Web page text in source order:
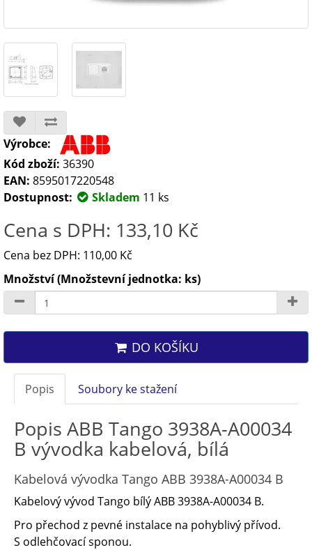
Výrobce:
Kód zboží: 36390
EAN: 8595017220548
Dostupnost:
Skladem 11 ks
Cena s DPH: 133,10 Kč
Cena bez DPH: 110,00 Kč
Množství (Množstevní jednotka: ks)
DO KOŠÍKU
Popis Soubory ke stažení
Popis ABB Tango 3938A-A00034
B vývodka kabelová, bílá
Kabelová vývodka Tango ABB 3938A-A00034 B
Kabelový vývod Tango bílý ABB 3938A-A00034 B.
Pro přechod z pevné instalace na pohyblivý přívod.
S odlehčovací sponou.